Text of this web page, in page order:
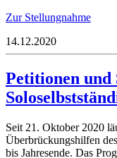
Zur Stellungnahme
14.12.2020
Petitionen und
Seit 21. Oktober 2020
Überbrückungshilfen
bis Jahresende. Das